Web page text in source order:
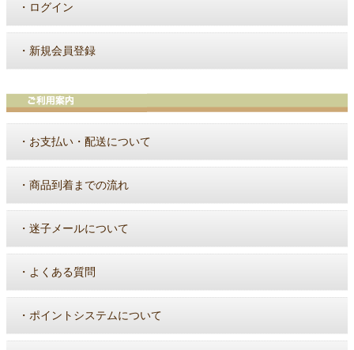
・ ログイン
・ 新規会員登録
・ お支払い・配送について
・ 商品到着までの流れ
・ 迷子メールについて
・ よくある質問
・ ポイントシステムについて